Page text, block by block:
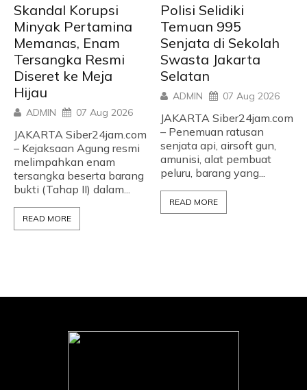
Skandal Korupsi
Minyak Pertamina
Memanas, Enam
Tersangka Resmi
Diseret ke Meja
Hijau
ADMIN 07 Aug 2026
JAKARTA Siber24jam.com
– Kejaksaan Agung resmi
melimpahkan enam
tersangka beserta barang
bukti (Tahap II) dalam...
READ MORE
Polisi Selidiki
Temuan 995
Senjata di Sekolah
Swasta Jakarta
Selatan
ADMIN 07 Aug 2026
JAKARTA Siber24jam.com
– Penemuan ratusan
senjata api, airsoft gun,
amunisi, alat pembuat
peluru, barang yang...
READ MORE